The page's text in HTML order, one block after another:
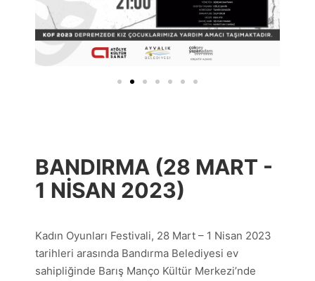
BANDIRMA (28 MART -
1 NISAN 2023)
Kadın Oyunları Festivali, 28 Mart – 1 Nisan 2023
tarihleri arasında Bandırma Belediyesi ev
sahipliğinde Barış Manço Kültür Merkezi’nde